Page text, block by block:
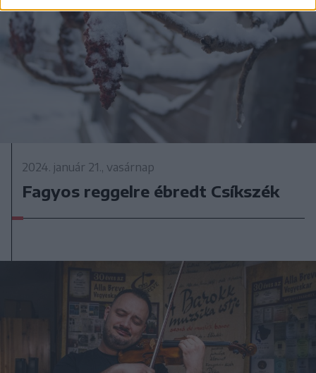
2024. január 21., vasárnap
Fagyos reggelre ébredt Csíkszék